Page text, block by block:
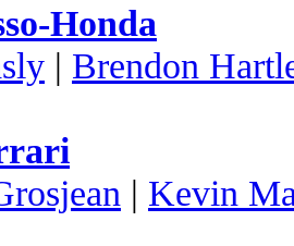
Honda
| Brendon
| Kevin